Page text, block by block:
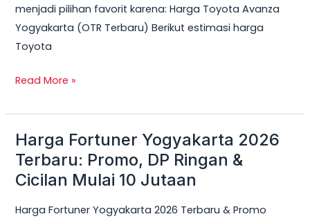
menjadi pilihan favorit karena: Harga Toyota Avanza
Yogyakarta (OTR Terbaru) Berikut estimasi harga
Toyota
Read More »
Harga Fortuner Yogyakarta 2026
Terbaru: Promo, DP Ringan &
Cicilan Mulai 10 Jutaan
Harga Fortuner Yogyakarta 2026 Terbaru & Promo
Harga
Fortuner
Yogyakarta
Terbaru: